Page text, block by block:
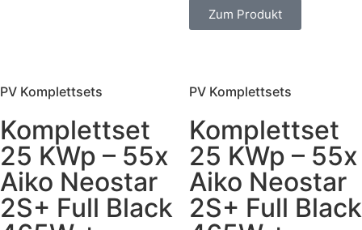
Zum Produkt
PV Komplettsets
Komplettset
25 KWp – 55x
Aiko Neostar
2S+ Full Black
PV Komplettsets
Komplettset
25 KWp – 55x
Aiko Neostar
2S+ Full Black